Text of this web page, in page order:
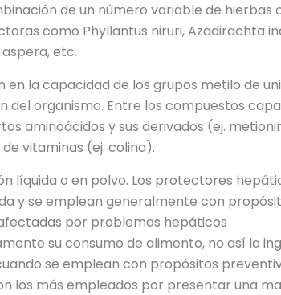
de un número variable de hierbas
como Phyllantus niruri, Azadirachta
etc.
en la capacidad de los grupos metilo de
del organismo. Entre los compuestos
aminoácidos y sus derivados (ej.
vitaminas (ej. colina).
líquida o en polvo. Los protectores
y se emplean generalmente con
por problemas hepáticos
su consumo de alimento, no así la
se emplean con propósitos
los más empleados por presentar una